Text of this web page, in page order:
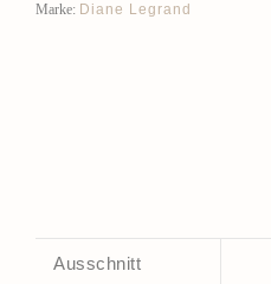
Marke: Diane Legrand
Ausschnitt